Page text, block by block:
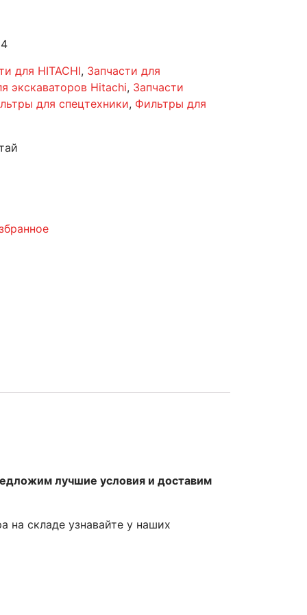
для HITACHI, Запчасти для
экскаваторов Hitachi, Запчасти
для спецтехники, Фильтры для
лучшие условия и доставим
на складе узнавайте у наших